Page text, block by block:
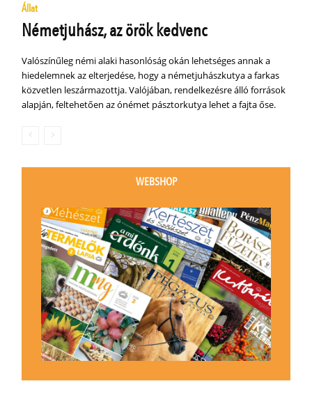
Állat
Németjuhász, az örök kedvenc
Valószínűleg némi alaki hasonlóság okán lehetséges annak a
hiedelemnek az elterjedése, hogy a németjuhászkutya a farkas
közvetlen leszármazottja. Valójában, rendelkezésre álló források
alapján, feltehetően az ónémet pásztorkutya lehet a fajta őse.
WEBSHOP